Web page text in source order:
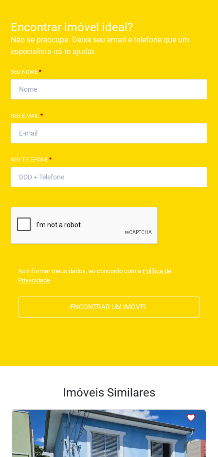
Encontrar imóvel ideal?
Não se preocupe. Deixe seu email e telefone que um
especialista irá te ajudar.
SEU NOME*
SEU E-MAIL*
SEU TELEFONE*
Ao informar meus dados, eu concordo com a Política de
Privacidade.
ENCONTRAR UM IMÓVEL
Imóveis Similares
<<<<